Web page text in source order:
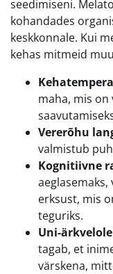
seedimiseni.
kohandades
keskkonnale. Kui
kehas mitmeid
maha, mis on
Vererõhu
valmistub
Kognitiivne
erksust, mis
teguriks.
Uni-
tagab, et
värskena,